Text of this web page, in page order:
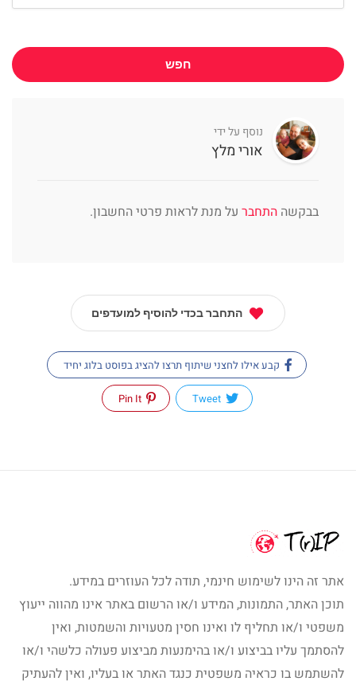
חפש
נוסף על ידי
אורי מלץ
בבקשה התחבר על מנת לראות פרטי החשבון.
התחבר בכדי להוסיף למועדפים
קבע אילו לחצני שיתוף תרצו להציג בפוסט בלוג יחיד
Tweet
Pin It
אתר זה הינו לשימוש חינמי, תודה לכל העוזרים במידע.
תוכן האתר, התמונות, המידע ו/או הרשום באתר אינו מהווה ייעוץ
משפטי ו/או תחליף לו ואינו חסין מטעויות והשמטות, ואין
להסתמך עליו בביצוע ו/או בהימנעות מביצוע פעולה כלשהי ו/או
להשתמש בו כראיה משפטית כנגד האתר או בעליו, ואין להעתיק